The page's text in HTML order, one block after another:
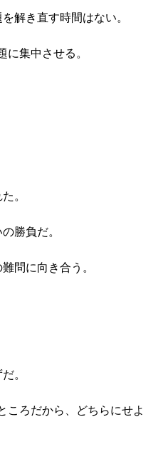
解き直す時間はない。
集中させる。
。
勝負だ。
問に向き合う。
。
ころだから、どちらにせよ